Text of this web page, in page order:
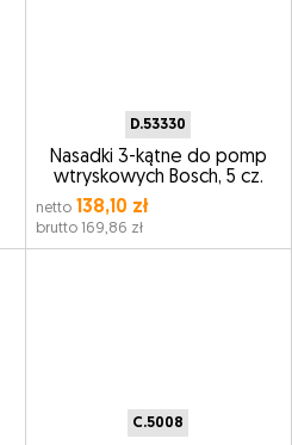
D.53330
Nasadki 3-kątne do pomp
wtryskowych Bosch, 5 cz.
netto138,10 zł
brutto 169,86 zł
C.5008